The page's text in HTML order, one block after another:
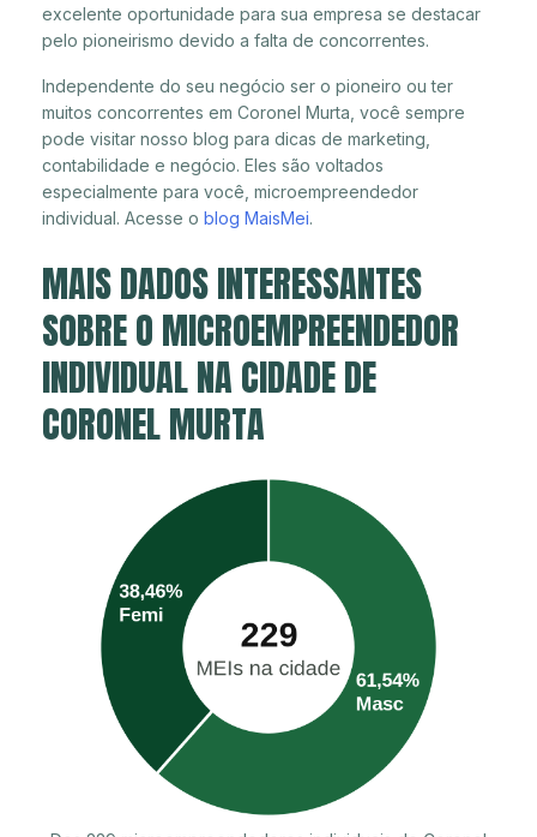
excelente oportunidade para sua empresa se destacar
pelo pioneirismo devido a falta de concorrentes.
Independente do seu negócio ser o pioneiro ou ter
muitos concorrentes em Coronel Murta, você sempre
pode visitar nosso blog para dicas de marketing,
contabilidade e negócio. Eles são voltados
especialmente para você, microempreendedor
individual. Acesse o blog MaisMei.
MAIS DADOS INTERESSANTES
SOBRE O MICROEMPREENDEDOR
INDIVIDUAL NA CIDADE DE
CORONEL MURTA